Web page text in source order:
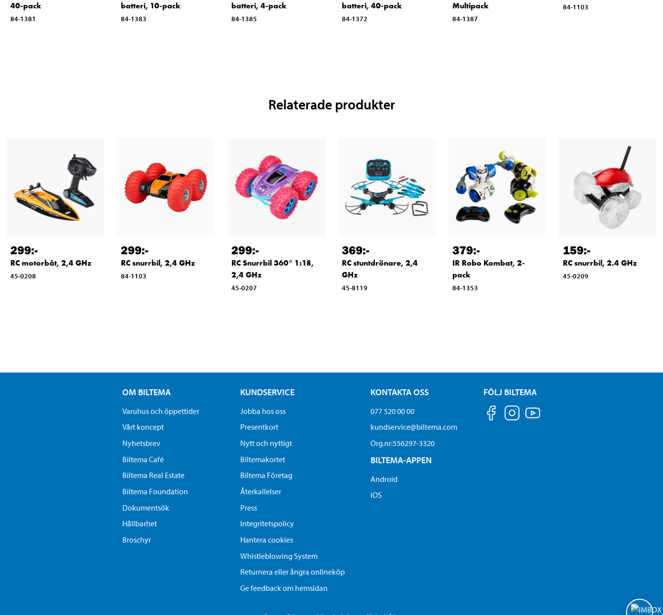
40-pack
84-1381
batteri, 10-pack
84-1383
batteri, 4-pack
84-1385
batteri, 40-pack
84-1372
Multipack
84-1387
84-1103
Relaterade produkter
299:-
RC motorbåt, 2,4 GHz
45-0208
299:-
RC snurrbil, 2,4 GHz
84-1103
299:-
RC Snurrbil 360° 1:18,
2,4 GHz
45-0207
369:-
RC stuntdrönare, 2,4
GHz
45-8119
379:-
IR Robo Kombat, 2-
pack
84-1353
159:-
RC snurrbil, 2.4 GHz
45-0209
OM BILTEMA
Varuhus och öppettider
Vårt koncept
Nyhetsbrev
Biltema Café
Biltema Real Estate
Biltema Foundation
Dokumentsök
Hållbarhet
Broschyr
KUNDSERVICE
Jobba hos oss
Presentkort
Nytt och nyttigt
Biltemakortet
Biltema Företag
Återkallelser
Press
Integritetspolicy
Hantera cookies
Whistleblowing System
Returnera eller ångra onlineköp
Ge feedback om hemsidan
KONTAKTA OSS
077 520 00 00
kundservice@biltema.com
Org.nr:556297-3320
BILTEMA-APPEN
Android
iOS
FÖLJ BILTEMA